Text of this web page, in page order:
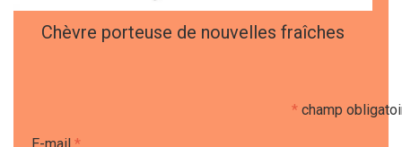
Chèvre porteuse de nouvelles fraîches
* champ
E-mail *